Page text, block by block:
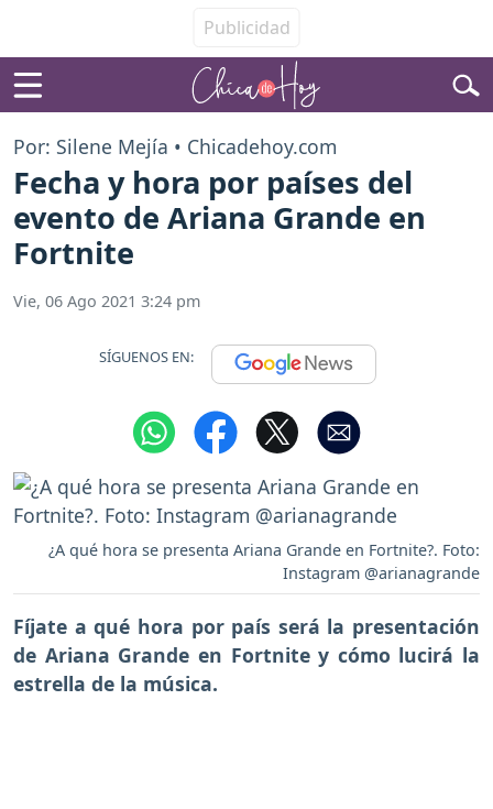
Por: Silene Mejía • Chicadehoy.com
Fecha y hora por países del
evento de Ariana Grande en
Fortnite
Vie, 06 Ago 2021 3:24 pm
SÍGUENOS EN:
¿A qué hora se presenta Ariana Grande en Fortnite?. Foto:
Instagram @arianagrande
Fíjate a qué hora por país será la presentación
de Ariana Grande en Fortnitey cómo lucirá la
estrella de la música.